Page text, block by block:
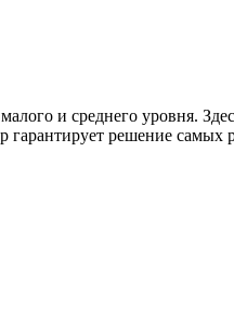
и среднего уровня.
решение самых